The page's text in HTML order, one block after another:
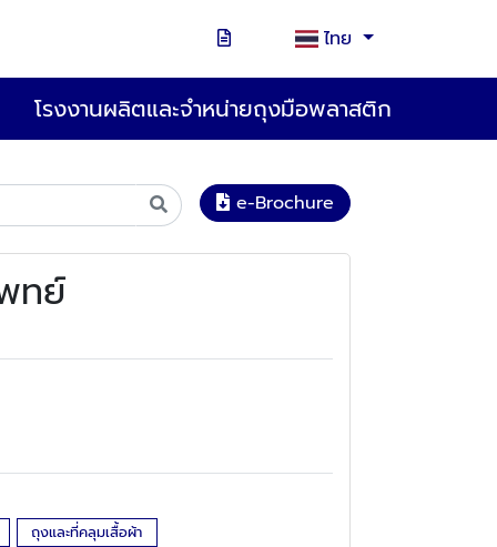
ไทย
โรงงานผลิตและจำหน่ายถุงมือพลาสติก
e-Brochure
ทย์
ถุงและที่คลุมเสื้อผ้า